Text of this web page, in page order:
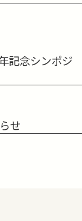
記念シンポジ
せ